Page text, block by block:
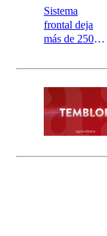
Sistema
frontal deja
más de 250
y 317
aisladas entre
Valparaíso y
Los Ríos